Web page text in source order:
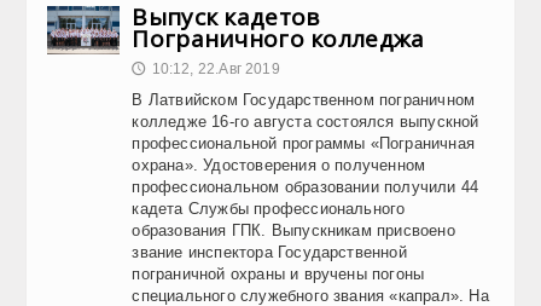
Выпуск кадетов
Пограничного колледжа
🕔 10:12, 22.Авг 2019
В Латвийском Государственном пограничном
колледже 16-го августа состоялся выпускной
профессиональной программы «Пограничная
охрана». Удостоверения о полученном
профессиональном образовании получили 44
кадета Службы профессионального
образования ГПК. Выпускникам присвоено
звание инспектора Государственной
пограничной охраны и вручены погоны
специального служебного звания «капрал». На